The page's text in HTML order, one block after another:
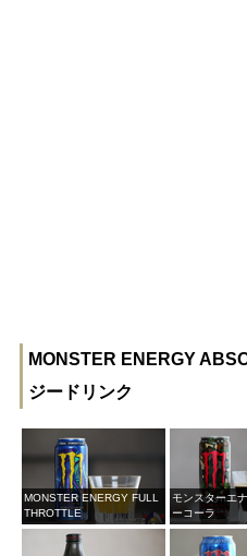
MONSTER ENERGY
ジードリンク
MONSTER ENERGY FULL
THROTTLE
モンスターエ
ーコーラ